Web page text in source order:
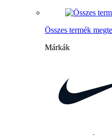
Összes termék
Márkák